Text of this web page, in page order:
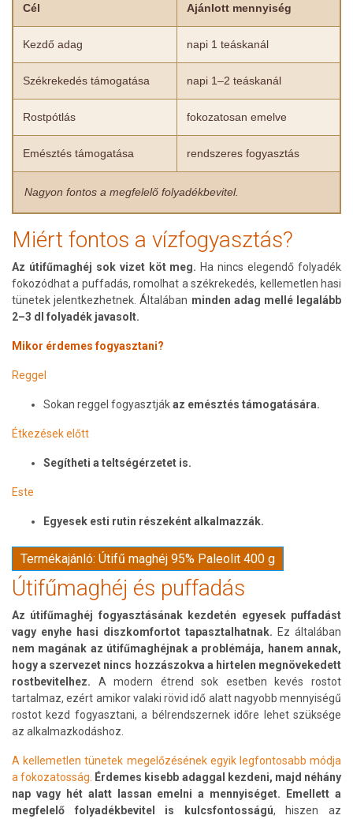
Cél Ajánlott mennyiség
Kezdő adag napi 1 teáskanál
Székrekedés támogatása napi 1–2 teáskanál
Rostpótlás fokozatosan emelve
Emésztés támogatása rendszeres fogyasztás
Nagyon fontos a megfelelő folyadékbevitel.
Miért fontos a vízfogyasztás?
Az útifűmaghéj sok vizet köt meg. Ha nincs elegendő folyadék
fokozódhat a puffadás, romolhat a székrekedés, kellemetlen hasi
tünetek jelentkezhetnek. Általában minden adag mellé legalább
2–3 dl folyadék javasolt.
Mikor érdemes fogyasztani?
Reggel
Sokan reggel fogyasztjákaz emésztés támogatására.
Étkezések előtt
Segítheti a teltségérzetet is.
Este
Egyesek esti rutin részeként alkalmazzák.
Termékajánló: Útifű maghéj 95% Paleolit 400 g
Útifűmaghéj és puffadás
Az útifűmaghéj fogyasztásának kezdetén egyesek puffadást
vagy enyhe hasi diszkomfortot tapasztalhatnak. Ez általában
nem magának az útifűmaghéjnak a problémája, hanem annak,
hogy a szervezet nincs hozzászokva a hirtelen megnövekedett
rostbevitelhez. A modern étrend sok esetben kevés rostot
tartalmaz, ezért amikor valaki rövid idő alatt nagyobb mennyiségű
rostot kezd fogyasztani, a bélrendszernek időre lehet szüksége
az alkalmazkodáshoz.
A kellemetlen tünetek megelőzésének egyik legfontosabb módja
a fokozatosság.
Érdemes kisebb adaggal kezdeni, majd néhány
nap vagy hét alatt lassan emelni a mennyiséget. Emellett a
megfelelő folyadékbevitel is kulcsfontosságú, hiszen az